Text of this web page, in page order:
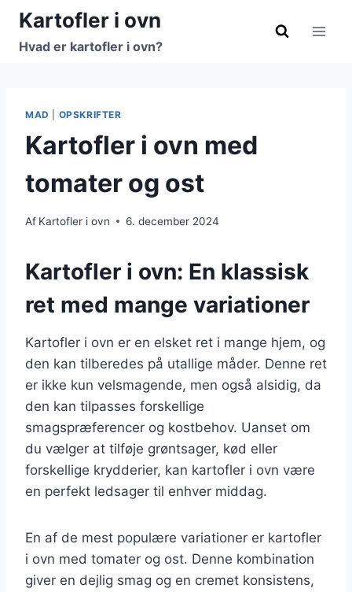
Fortsæt
indhold
Kartofler i ovn
Hvad er kartofler i ovn?
MAD OPSKRIFTER
Kartofler i ovn med
tomater og ost
Af Kartofler i ovn 6. december 2024
Kartofler i ovn: En klassisk
ret med mange variationer
Kartofler i ovn er en elsket ret i mange hjem, og
den kan tilberedes på utallige måder. Denne ret
er ikke kun velsmagende, men også alsidig, da
den kan tilpasses forskellige
smagspræferencer og kostbehov. Uanset om
du vælger at tilføje grøntsager, kød eller
forskellige krydderier, kan kartofler i ovn være
en perfekt ledsager til enhver middag.
En af de mest populære variationer er kartofler
i ovn med tomater og ost. Denne kombination
giver en dejlig smag og en cremet konsistens,